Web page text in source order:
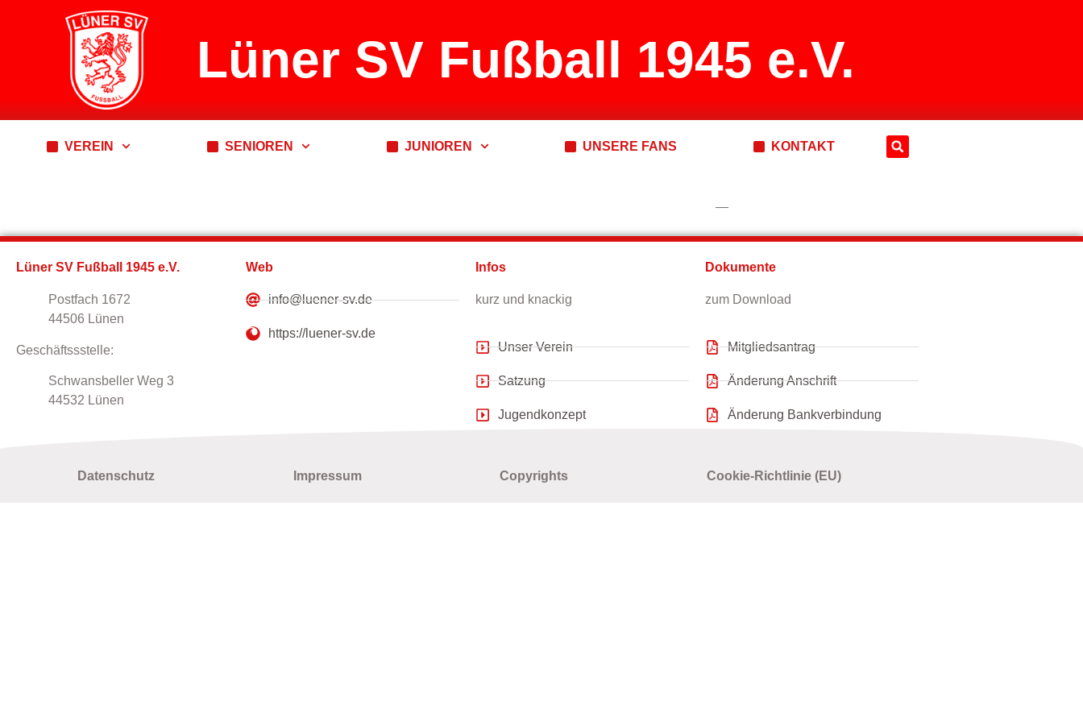
Lüner SV Fußball 1945 e.V.
VEREIN SENIOREN JUNIOREN UNSERE FANS KONTAKT
—
Lüner SV Fußball 1945 e.V.
Postfach 1672
44506 Lünen
Geschäftssstelle:
Schwansbeller Weg 3
44532 Lünen
Web
info@luener-sv.de
https://luener-sv.de
Infos
kurz und knackig
Unser Verein
Satzung
Jugendkonzept
Dokumente
zum Download
Mitgliedsantrag
Änderung Anschrift
Änderung Bankverbindung
Datenschutz Impressum Copyrights Cookie-Richtlinie (EU)